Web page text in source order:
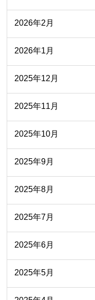
2026年2月
2026年1月
2025年12月
2025年11月
2025年10月
2025年9月
2025年8月
2025年7月
2025年6月
2025年5月